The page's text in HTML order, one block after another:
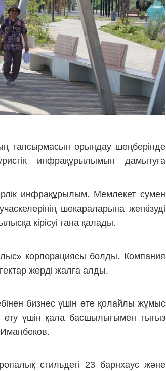
тапсырмасын орындау шеңберінде
инфрақұрылымын дамытуға
инфрақұрылым. Мемлекет сумен
шекараларына жеткізуді
кірісуі ғана қалады.
корпорациясы болды. Компания
жерді жалға алды.
бизнес үшін өте қолайлы жұмыс
үшін қала басшылығымен тығыз
стильдегі 23 барнхаус және